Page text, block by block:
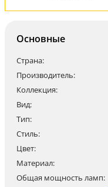
Основные
Страна:
Производитель:
Коллекция:
Вид:
Тип:
Стиль:
Цвет:
Материал:
Общая мощность ламп: